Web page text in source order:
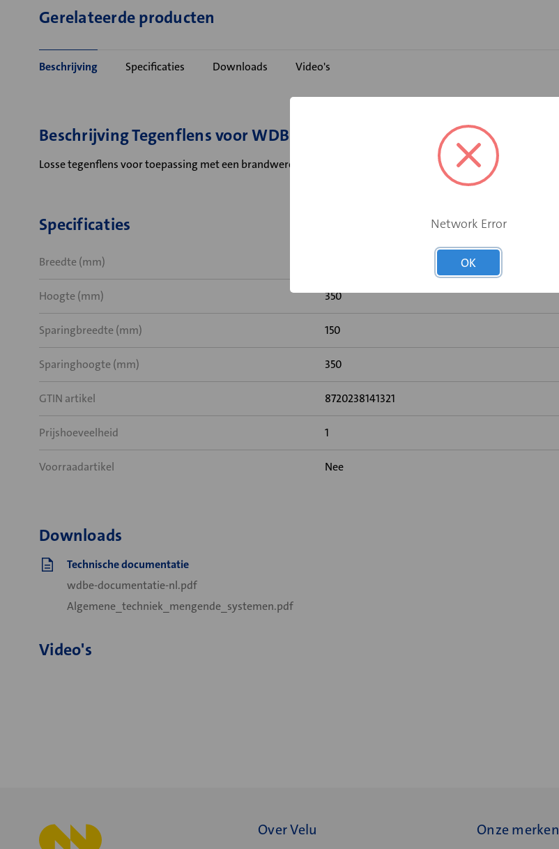
Gerelateerde producten
Beschrijving Specificaties Downloads Video's
Beschrijving Tegenflens voor WDBEOO brandwerend rooster
Losse tegenflens voor toepassing met een brandwerend element type WDBEOO bij een afwijkende deurdikte.
Specificaties
Breedte (mm)
Hoogte (mm) 350
Sparingbreedte (mm) 150
Sparinghoogte (mm) 350
GTIN artikel 8720238141321
Prijshoeveelheid 1
Voorraadartikel Nee
Downloads
Technische documentatie
wdbe-documentatie-nl.pdf
Algemene_techniek_mengende_systemen.pdf
Video's
Over Velu Onze merken
Network Error
OK